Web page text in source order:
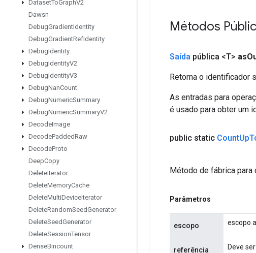
DatasetToGraphV2
Dawsn
DebugGradientIdentity
DebugGradientRefIdentity
DebugIdentity
DebugIdentityV2
DebugIdentityV3
DebugNanCount
DebugNumericSummary
DebugNumericSummaryV2
DecodeImage
DecodePaddedRaw
DecodeProto
DeepCopy
DeleteIterator
DeleteMemoryCache
DeleteMultiDeviceIterator
DeleteRandomSeedGenerator
DeleteSeedGenerator
DeleteSessionTensor
DenseBincount
Métodos
Saída pública <T> as
Retorna o identificador
As entradas para
é usado para obter um
public static CountUp
Método de fábrica para
Parâmetros
escopo escopo
referência Deve